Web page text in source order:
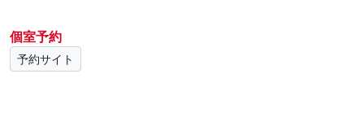
個室予約
予約サイト